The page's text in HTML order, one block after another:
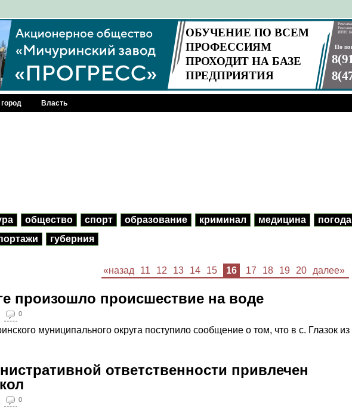
Власть
общество спорт образование криминал медицина
погода
губерния
«назад 11 12 13 14 15 16 17 18 19 20 далее»
произошло происшествие на воде
0
муниципального округа поступило сообщение о том, что в с. Глазок из
ответственности привлечен
0